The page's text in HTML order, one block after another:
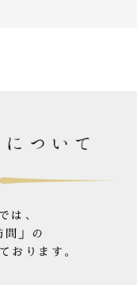
、
問」の
おります。